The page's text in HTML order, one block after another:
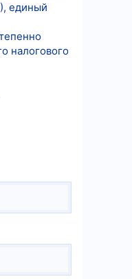
единый
налогового